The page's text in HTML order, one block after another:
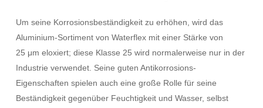
Um seine Korrosionsbeständigkeit zu erhöhen, wird das
Aluminium-Sortiment von Waterflex mit einer Stärke von
25 μm eloxiert; diese Klasse 25 wird normalerweise nur in der
Industrie verwendet. Seine guten Antikorrosions-
Eigenschaften spielen auch eine große Rolle für seine
Beständigkeit gegenüber Feuchtigkeit und Wasser, selbst